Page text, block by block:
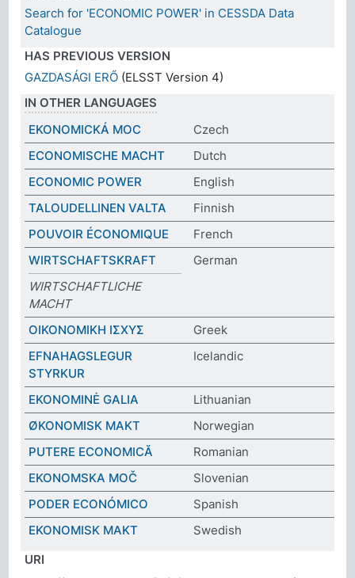
Search for 'ECONOMIC POWER' in CESSDA Data
Catalogue
HAS PREVIOUS VERSION
GAZDASÁGI ERŐ (ELSST Version 4)
IN OTHER LANGUAGES
EKONOMICKÁ MOC
Czech
ECONOMISCHE MACHT
Dutch
ECONOMIC POWER
English
TALOUDELLINEN VALTA
Finnish
POUVOIR ÉCONOMIQUE
French
WIRTSCHAFTSKRAFT
German
WIRTSCHAFTLICHE
MACHT
ΟΙΚΟΝΟΜΙΚΗ ΙΣΧΥΣ
Greek
EFNAHAGSLEGUR
STYRKUR
Icelandic
EKONOMINĖ GALIA
Lithuanian
ØKONOMISK MAKT
Norwegian
PUTERE ECONOMICĂ
Romanian
EKONOMSKA MOČ
Slovenian
PODER ECONÓMICO
Spanish
EKONOMISK MAKT
Swedish
URI